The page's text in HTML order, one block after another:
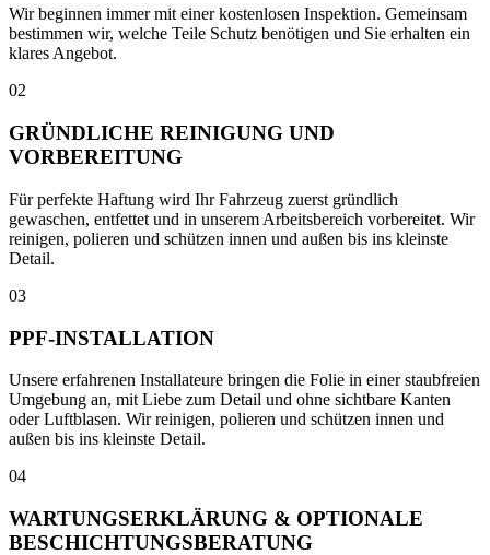
Wir beginnen immer mit einer kostenlosen Inspektion. Gemeinsam
bestimmen wir, welche Teile Schutz benötigen und Sie erhalten ein
klares Angebot.
02
GRÜNDLICHE REINIGUNG UND
VORBEREITUNG
Für perfekte Haftung wird Ihr Fahrzeug zuerst gründlich
gewaschen, entfettet und in unserem Arbeitsbereich vorbereitet. Wir
reinigen, polieren und schützen innen und außen bis ins kleinste
Detail.
03
PPF-INSTALLATION
Unsere erfahrenen Installateure bringen die Folie in einer staubfreien
Umgebung an, mit Liebe zum Detail und ohne sichtbare Kanten
oder Luftblasen. Wir reinigen, polieren und schützen innen und
außen bis ins kleinste Detail.
04
WARTUNGSERKLÄRUNG & OPTIONALE
BESCHICHTUNGSBERATUNG